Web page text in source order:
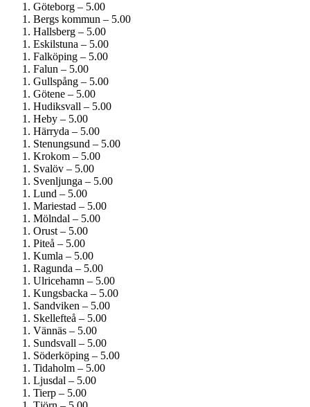
Göteborg – 5.00
Bergs kommun – 5.00
Hallsberg – 5.00
Eskilstuna – 5.00
Falköping – 5.00
Falun – 5.00
Gullspång – 5.00
Götene – 5.00
Hudiksvall – 5.00
Heby – 5.00
Härryda – 5.00
Stenungsund – 5.00
Krokom – 5.00
Svalöv – 5.00
Svenljunga – 5.00
Lund – 5.00
Mariestad – 5.00
Mölndal – 5.00
Orust – 5.00
Piteå – 5.00
Kumla – 5.00
Ragunda – 5.00
Ulricehamn – 5.00
Kungsbacka – 5.00
Sandviken – 5.00
Skellefteå – 5.00
Vännäs – 5.00
Sundsvall – 5.00
Söderköping – 5.00
Tidaholm – 5.00
Ljusdal – 5.00
Tierp – 5.00